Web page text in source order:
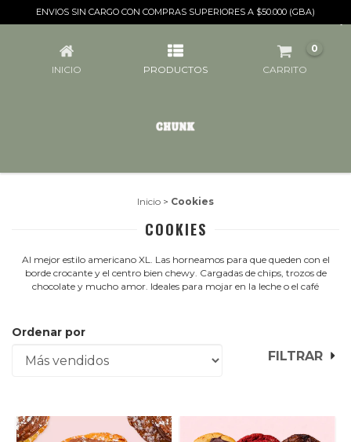
ENVIOS SIN CARGO CON COMPRAS SUPERIORES A $50.000 (GBA)
COOKIES
INICIO PRODUCTOS CARRITO
0
Inicio > Cookies
COOKIES
Al mejor estilo americano XL. Las horneamos para que queden con el
borde crocante y el centro bien chewy. Cargadas de chips, trozos de
chocolate y mucho amor. Ideales para mojar en la leche o el café
Ordenar por
FILTRAR